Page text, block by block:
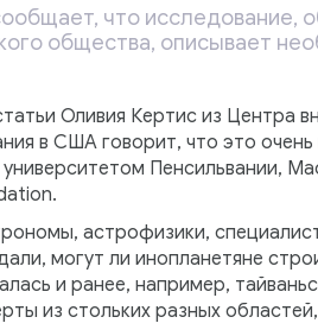
что исследование,
общества, описывает
Оливия Кертис из Центра
в США говорит, что это
Пенсильвании,
астрофизики,
могут ли инопланетяне
и ранее, например,
из стольких разных